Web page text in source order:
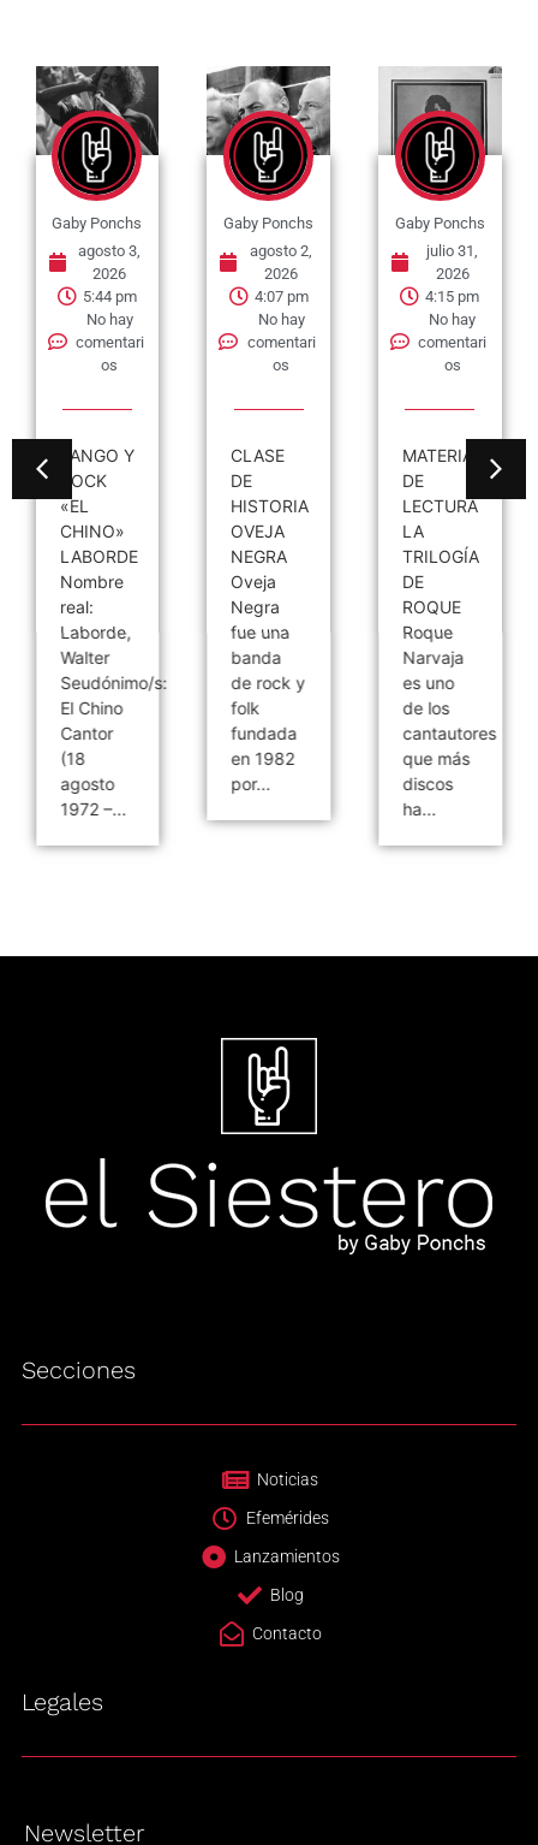
Gaby Ponchs
agosto 3,
2026
5:44 pm
No hay
comentari
os
TANGO Y
ROCK
«EL
CHINO»
LABORDE
Nombre
real:
Laborde,
Walter
Seudónimo/s:
El Chino
Cantor
(18
agosto
1972 –...
Gaby Ponchs
agosto 2,
2026
4:07 pm
No hay
comentari
os
CLASE
DE
HISTORIA
OVEJA
NEGRA
Oveja
Negra
fue una
banda
de rock y
folk
fundada
en 1982
por...
Gaby Ponchs
julio 31,
2026
4:15 pm
No hay
comentari
os
MATERIAL
DE
LECTURA
LA
TRILOGÍA
DE
ROQUE
Roque
Narvaja
es uno
de los
cantautores
que más
discos
ha...
Secciones
Noticias
Efemérides
Lanzamientos
Blog
Contacto
Legales
Newsletter